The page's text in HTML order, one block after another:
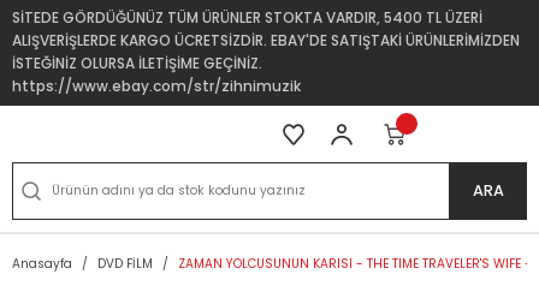
SİTEDE GÖRDÜĞÜNÜZ TÜM ÜRÜNLER STOKTA VARDIR, 5400 TL ÜZERİ
ALIŞVERİŞLERDE KARGO ÜCRETSİZDİR. EBAY'DE SATIŞTAKİ ÜRÜNLERİMİZDEN
İSTEĞİNİZ OLURSA İLETİŞİME GEÇİNİZ.
https://www.ebay.com/str/zihnimuzik
ARA
Anasayfa DVD FİLM ZAMAN YOLCUSUNUN KARISI - THE TIME TRAVELER'S